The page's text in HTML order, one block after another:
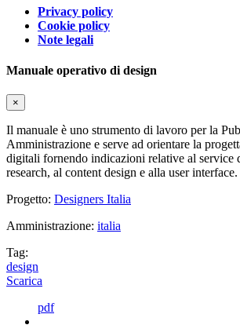
Privacy policy
Cookie policy
Note legali
Manuale operativo di design
×
Il manuale è uno strumento di lavoro per la
Amministrazione e serve ad orientare la
digitali fornendo indicazioni relative al service
research, al content design e alla user interface.
Progetto: Designers Italia
Amministrazione: italia
Tag:
design
Scarica
pdf